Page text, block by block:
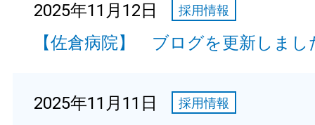
2025年11月12日 採用情報
【佐倉病院】 ブログを更新しまし
2025年11月11日 採用情報